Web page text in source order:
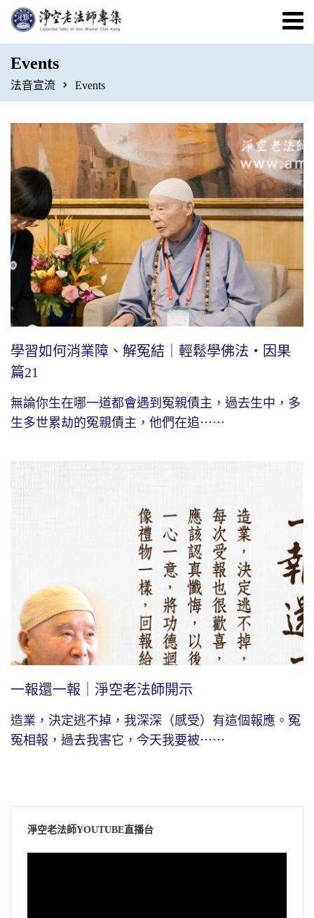
Events
法音宣流 Events
學習如何消業障、解冤結｜輕鬆學佛法・因果
篇21
無論你生在哪一道都會遇到冤親債主，過去生中，多
生多世累劫的冤親債主，他們在追⋯⋯
一報還一報｜淨空老法師開示
造業，決定逃不掉，我深深（感受）有這個報應。冤
冤相報，過去我害它，今天我要被⋯⋯
淨空老法師YOUTUBE直播台